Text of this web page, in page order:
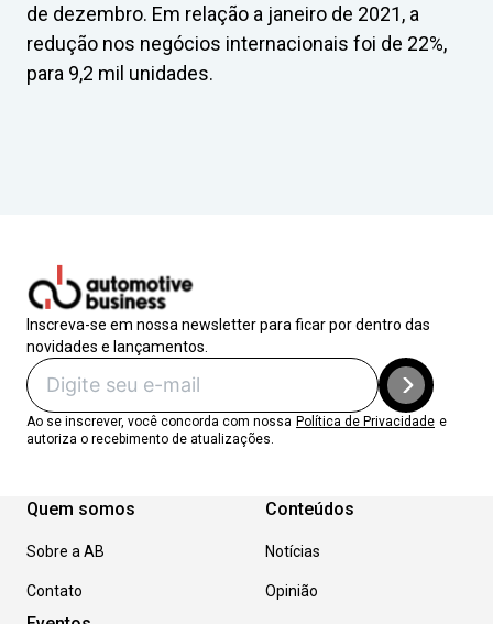
de dezembro. Em relação a janeiro de 2021, a
redução nos negócios internacionais foi de 22%,
para 9,2 mil unidades.
Inscreva-se em nossa newsletter para ficar por dentro das
novidades e lançamentos.
Ao se inscrever, você concorda com nossa Política de Privacidade e
autoriza o recebimento de atualizações.
Quem somos
Sobre a AB
Contato
Conteúdos
Notícias
Opinião